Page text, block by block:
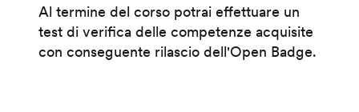
Al termine del corso potrai effettuare un
test di verifica delle competenze acquisite
con conseguente rilascio dell'Open Badge.